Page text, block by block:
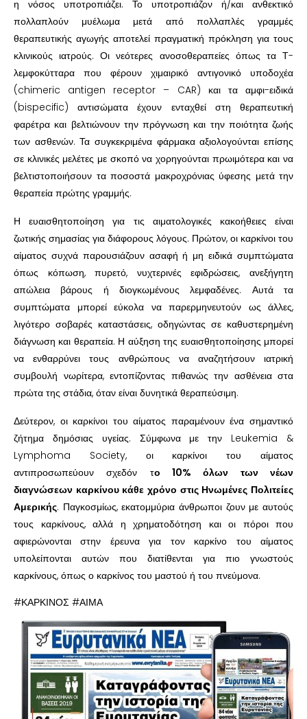
η νόσος υποτροπιάζει. Το υποτροπιάζον ή/και ανθεκτικό
πολλαπλούν μυέλωμα μετά από πολλαπλές γραμμές
θεραπευτικής αγωγής αποτελεί πραγματική πρόκληση για τους
κλινικούς ιατρούς. Οι νεότερες ανοσοθεραπείες όπως τα Τ-
λεμφοκύτταρα που φέρουν χιμαιρικό αντιγονικό υποδοχέα
(chimeric antigen receptor – CAR) και τα αμφι-ειδικά
(bispecific) αντισώματα έχουν ενταχθεί στη θεραπευτική
φαρέτρα και βελτιώνουν την πρόγνωση και την ποιότητα ζωής
των ασθενών. Τα συγκεκριμένα φάρμακα αξιολογούνται επίσης
σε κλινικές μελέτες με σκοπό να χορηγούνται πρωιμότερα και να
βελτιστοποιήσουν τα ποσοστά μακροχρόνιας ύφεσης μετά την
θεραπεία πρώτης γραμμής.
Η ευαισθητοποίηση για τις αιματολογικές κακοήθειες είναι
ζωτικής σημασίας για διάφορους λόγους. Πρώτον, οι καρκίνοι του
αίματος συχνά παρουσιάζουν ασαφή ή μη ειδικά συμπτώματα
όπως κόπωση, πυρετό, νυχτερινές εφιδρώσεις, ανεξήγητη
απώλεια βάρους ή διογκωμένους λεμφαδένες. Αυτά τα
συμπτώματα μπορεί εύκολα να παρερμηνευτούν ως άλλες,
λιγότερο σοβαρές καταστάσεις, οδηγώντας σε καθυστερημένη
διάγνωση και θεραπεία. Η αύξηση της ευαισθητοποίησης μπορεί
να ενθαρρύνει τους ανθρώπους να αναζητήσουν ιατρική
συμβουλή νωρίτερα, εντοπίζοντας πιθανώς την ασθένεια στα
πρώτα της στάδια, όταν είναι δυνητικά θεραπεύσιμη.
Δεύτερον, οι καρκίνοι του αίματος παραμένουν ένα σημαντικό
ζήτημα δημόσιας υγείας. Σύμφωνα με την Leukemia &
Lymphoma Society, οι καρκίνοι του αίματος
αντιπροσωπεύουν σχεδόν το 10% όλων των νέων
διαγνώσεων καρκίνου κάθε χρόνο στις Ηνωμένες Πολιτείες
Αμερικής. Παγκοσμίως, εκατομμύρια άνθρωποι ζουν με αυτούς
τους καρκίνους, αλλά η χρηματοδότηση και οι πόροι που
αφιερώνονται στην έρευνα για τον καρκίνο του αίματος
υπολείπονται αυτών που διατίθενται για πιο γνωστούς
καρκίνους, όπως ο καρκίνος του μαστού ή του πνεύμονα.
#ΚΑΡΚΙΝΟΣ #ΑΙΜΑ